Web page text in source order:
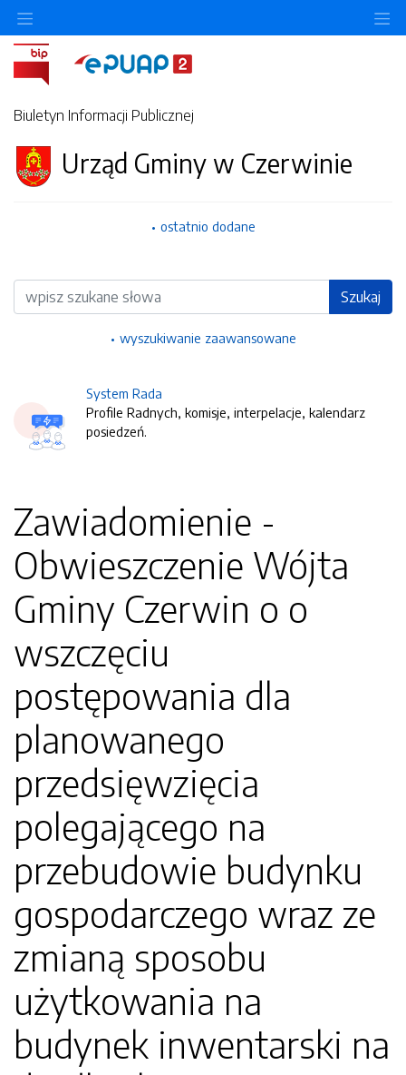
Biuletyn Informacji Publicznej
Urząd Gminy w Czerwinie
ostatnio dodane
Wyszukiwarka Szukaj
wyszukiwanie zaawansowane
System Rada
Profile Radnych, komisje, interpelacje, kalendarz
posiedzeń.
Zawiadomienie -
Obwieszczenie Wójta
Gminy Czerwin o o
wszczęciu
postępowania dla
planowanego
przedsięwzięcia
polegającego na
przebudowie budynku
gospodarczego wraz ze
zmianą sposobu
użytkowania na
budynek inwentarski na